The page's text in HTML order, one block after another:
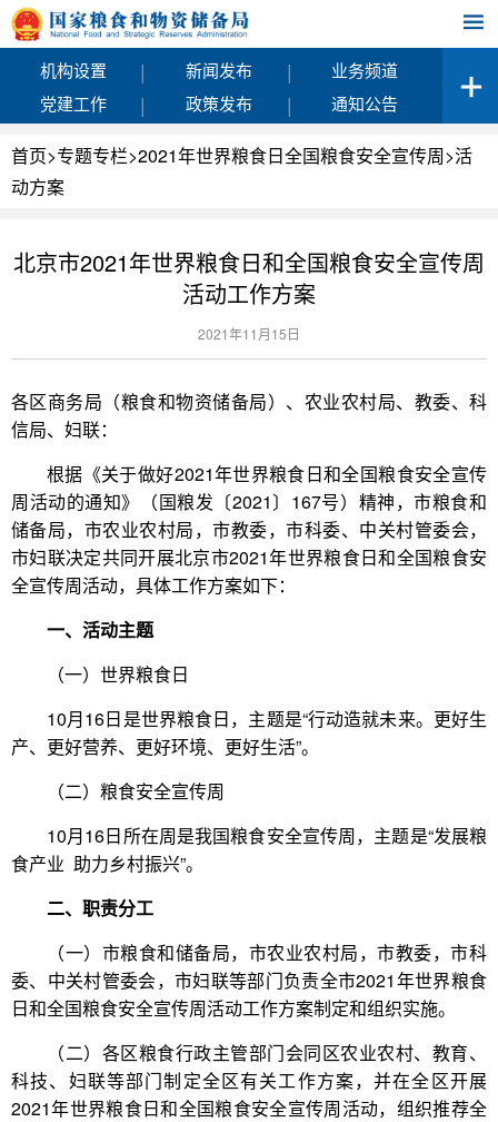
机构设置 | 新闻发布 |
业务频道
党建工作
| 政策发布 | 通知公告
首页>专题专栏>2021年世界粮食日全国粮食安全宣传周>活
动方案
北京市2021年世界粮食日和全国粮食安全宣传周
活动工作方案
2021年11月15日
各区商务局（粮食和物资储备局）、农业农村局、教委、科
信局、妇联：
根据《关于做好2021年世界粮食日和全国粮食安全宣传
周活动的通知》（国粮发〔2021〕167号）精神，市粮食和
储备局，市农业农村局，市教委，市科委、中关村管委会，
市妇联决定共同开展北京市2021年世界粮食日和全国粮食安
全宣传周活动，具体工作方案如下：
一、活动主题
（一）世界粮食日
10月16日是世界粮食日，主题是“行动造就未来。更好生
产、更好营养、更好环境、更好生活”。
（二）粮食安全宣传周
10月16日所在周是我国粮食安全宣传周，主题是“发展粮
食产业 助力乡村振兴”。
二、职责分工
（一）市粮食和储备局，市农业农村局，市教委，市科
委、中关村管委会，市妇联等部门负责全市2021年世界粮食
日和全国粮食安全宣传周活动工作方案制定和组织实施。
（二）各区粮食行政主管部门会同区农业农村、教育、
科技、妇联等部门制定全区有关工作方案，并在全区开展
2021年世界粮食日和全国粮食安全宣传周活动，组织推荐全